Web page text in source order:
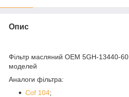
Опис
Фільтр масляний OEM 5GH-13440-
моделей
Аналоги фільтра:
Cof 104;